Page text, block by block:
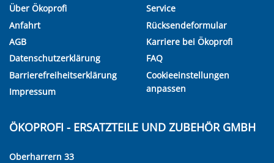
Über Ökoprofi
Anfahrt
AGB
Datenschutzerklärung
Barrierefreiheitserklärung
Impressum
Service
Rücksendeformular
Karriere bei Ökoprofi
FAQ
Cookieeinstellungen
anpassen
ÖKOPROFI - ERSATZTEILE UND ZUBEHÖR GMBH
Oberharrern 33